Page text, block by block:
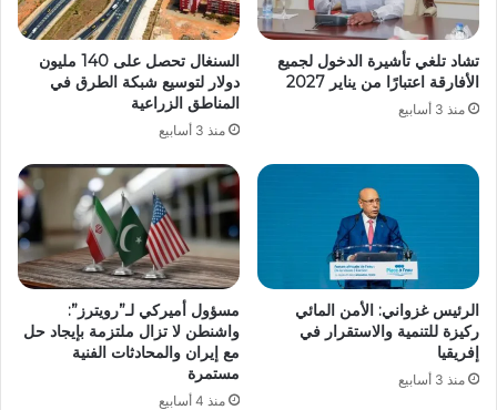
تشاد تلغي تأشيرة الدخول لجميع
الأفارقة اعتبارًا من يناير 2027
منذ 3 أسابيع
السنغال تحصل على 140 مليون
دولار لتوسيع شبكة الطرق في
المناطق الزراعية
منذ 3 أسابيع
الرئيس غزواني: الأمن المائي
ركيزة للتنمية والاستقرار في
إفريقيا
منذ 3 أسابيع
مسؤول أميركي لـ”رويترز”:
واشنطن لا تزال ملتزمة بإيجاد حل
مع إيران والمحادثات الفنية
مستمرة
منذ 4 أسابيع